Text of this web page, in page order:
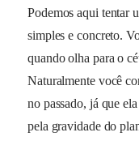
Podemos aqui tentar
simples e concreto.
quando olha para o
Naturalmente você
no passado, já que
pela gravidade do